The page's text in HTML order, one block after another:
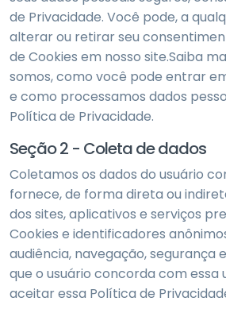
de Privacidade. Você pode, a
alterar ou retirar seu
de Cookies em nosso site.Saiba
somos, como você pode entrar
e como processamos dados
Política de Privacidade.
Seção 2 - Coleta de dados
Coletamos os dados do usuário
fornece, de forma direta ou
dos sites, aplicativos e serviços
Cookies e identificadores
audiência, navegação, segurança
que o usuário concorda com essa
aceitar essa Política de